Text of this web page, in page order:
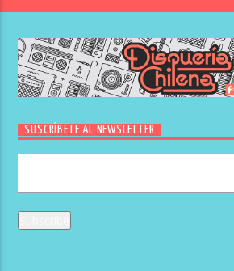
SUSCRÍBETE AL NEWSLETTER